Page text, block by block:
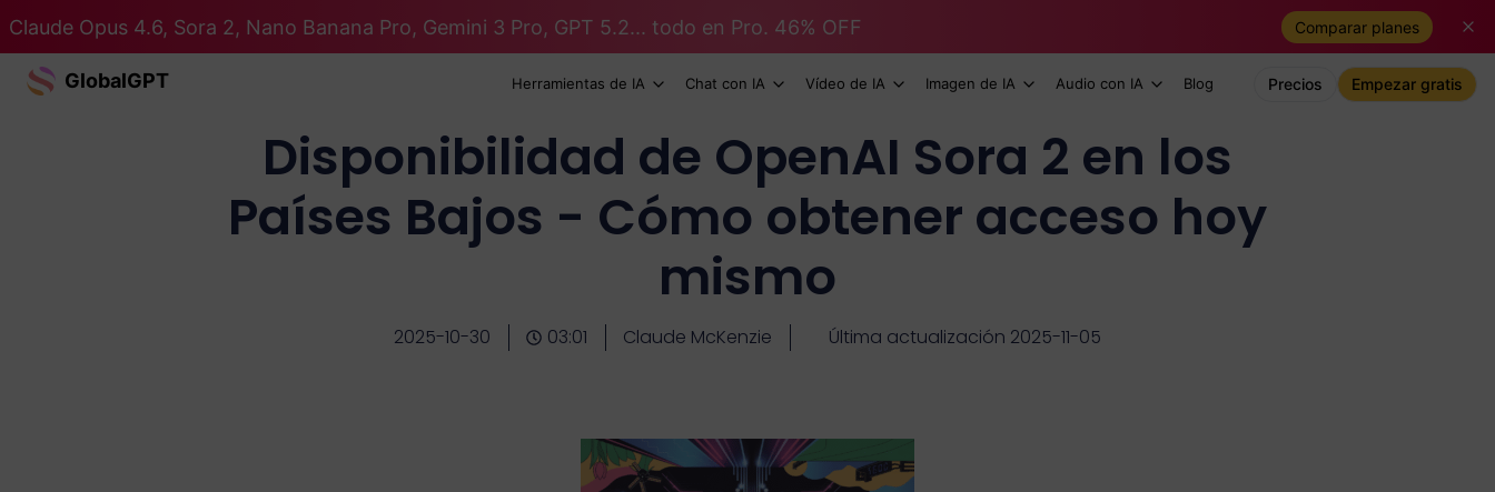
Claude Opus 4.6, Sora 2, Nano Banana Pro, Gemini 3 Pro, GPT 5.2... todo en Pro. 46% OFF Comparar planes
GlobalGPT Herramientas de IA Chat con IA Vídeo de IA Imagen de IA Audio con IA Blog Precios Empezar gratis
Disponibilidad de OpenAI Sora 2 en los
Países Bajos - Cómo obtener acceso hoy
mismo
2025-10-30 03:01 Claude McKenzie Última actualización 2025-11-05